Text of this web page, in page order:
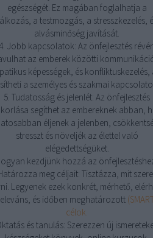
egészségét. Ez magában foglalhatja a
a testmozgás, a stresszkezelés,
alvásminőség javítását.
4. Jobb kapcsolatok: Az önfejlesztés
az emberek közötti
képességek, és konfliktuskezelés,
a személyes és szakmai
5. Tudatosság és jelenlét: Az önfejlesztés
segíthet az embereknek abban,
éljenek a jelenben,
stresszt és növeljék az élettel való
elégedettségüket.
kezdjünk hozzá az
meg céljait: Tisztázza, mit
Legyenek ezek konkrét, mérhető,
és időben meghatározott
célok.
és tanulás: Szerezzen új